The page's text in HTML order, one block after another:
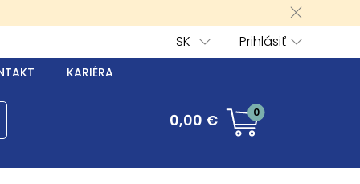
Prihlásiť
SK
KARIÉRA
0,00 € 0